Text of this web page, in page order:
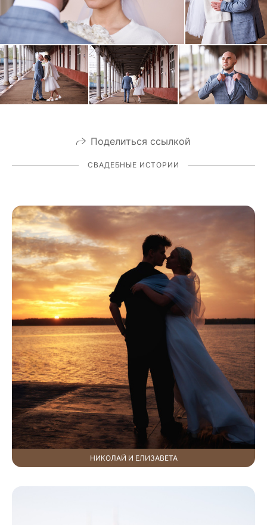
Поделиться ссылкой
СВАДЕБНЫЕ ИСТОРИИ
НИКОЛАЙ И ЕЛИЗАВЕТА